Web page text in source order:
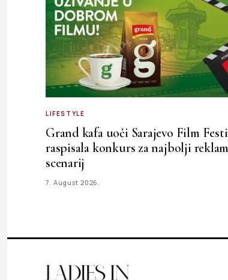
LIFESTYLE
Grand kafa uoči Sarajevo Film
raspisala konkurs za najbolji
scenarij
7. August 2026.